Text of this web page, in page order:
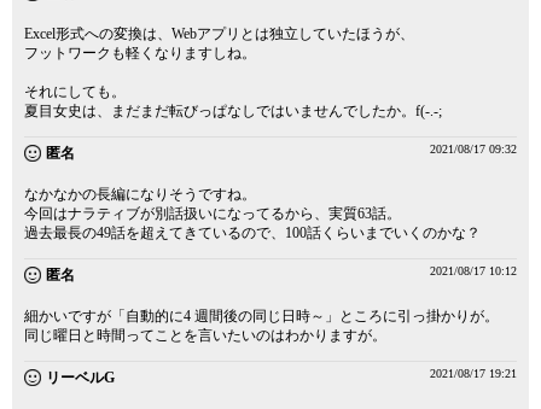
Excel形式への変換は、Webアプリとは独立していたほうが、
フットワークも軽くなりますしね。
それにしても。
夏目女史は、まだまだ転びっぱなしではいませんでしたか。f(-.-;
匿名 2021/08/17 09:32
なかなかの長編になりそうですね。
今回はナラティブが別話扱いになってるから、実質63話。
過去最長の49話を超えてきているので、100話くらいまでいくのかな？
匿名 2021/08/17 10:12
細かいですが「自動的に4 週間後の同じ日時～」ところに引っ掛かりが。
同じ曜日と時間ってことを言いたいのはわかりますが。
リーベルG 2021/08/17 19:21